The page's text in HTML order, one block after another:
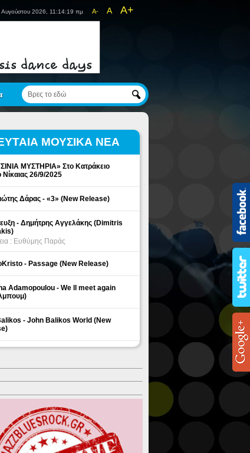
A- A A+
2026, 11:14:20 πμ
ΜΟΥΣΙΚΑ ΝΕΑ
ΜΥΣΤΗΡΙΑ» Στο Κατράκειο
Νίκαιας 26/9/2025
Δάρας - «3» (New Release)
- Δημήτρης Αγγελάκης (Dimitris
: Ευθύμης Παράς
- Passage (New Release)
Adamopoulou - We ll meet again
- John Balikos World (New